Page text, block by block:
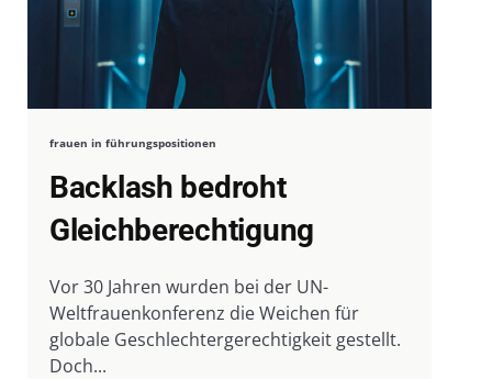
frauen in führungspositionen
Backlash bedroht
Gleichberechtigung
Vor 30 Jahren wurden bei der UN-
Weltfrauenkonferenz die Weichen für
globale Geschlechtergerechtigkeit gestellt.
Doch...